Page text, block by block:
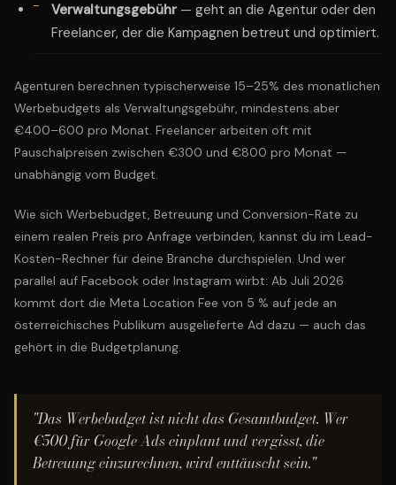
Verwaltungsgebühr — geht an die Agentur oder den
Freelancer, der die Kampagnen betreut und optimiert.
Agenturen berechnen typischerweise 15–25% des monatlichen
Werbebudgets als Verwaltungsgebühr, mindestens aber
€400–600 pro Monat. Freelancer arbeiten oft mit
Pauschalpreisen zwischen €300 und €800 pro Monat —
unabhängig vom Budget.
Wie sich Werbebudget, Betreuung und Conversion-Rate zu
einem realen Preis pro Anfrage verbinden, kannst du im Lead-
Kosten-Rechner für deine Branche durchspielen. Und wer
parallel auf Facebook oder Instagram wirbt: Ab Juli 2026
kommt dort die Meta Location Fee von 5 % auf jede an
österreichisches Publikum ausgelieferte Ad dazu — auch das
gehört in die Budgetplanung.
"Das Werbebudget ist nicht das Gesamtbudget. Wer
€500 für Google Ads einplant und vergisst, die
Betreuung einzurechnen, wird enttäuscht sein."